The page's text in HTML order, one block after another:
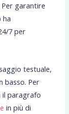
Per garantire
ha
7 per
testuale,
basso. Per
il paragrafo
in più di